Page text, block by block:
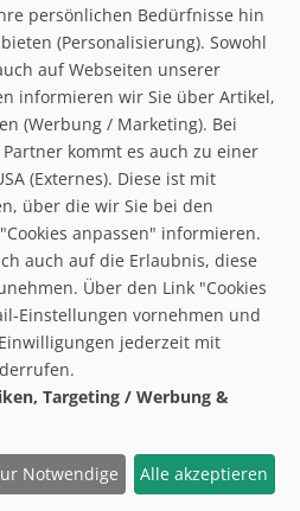
us on facebook
Home
Impressum
© baxxstage 2021
Cookie Management
persönlichen Bedürfnisse hin
(Personalisierung). Sowohl
auf Webseiten unserer
informieren wir Sie über Artikel,
(Werbung / Marketing). Bei
kommt es auch zu einer
(Externes). Diese ist mit
über die wir Sie bei den
anpassen" informieren.
auch auf die Erlaubnis, diese
Über den Link "Cookies
Einstellungen vornehmen und
jederzeit mit
Targeting / Werbung &
Notwendige Alle akzeptieren